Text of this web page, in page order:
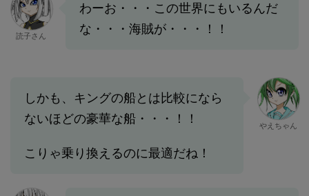
読子さん
わーお・・・この世界にもいるんだ
な・・・海賊が・・・！！
しかも、キングの船とは比較になら
ないほどの豪華な船・・・！！
こりゃ乗り換えるのに最適だね！
やえちゃん